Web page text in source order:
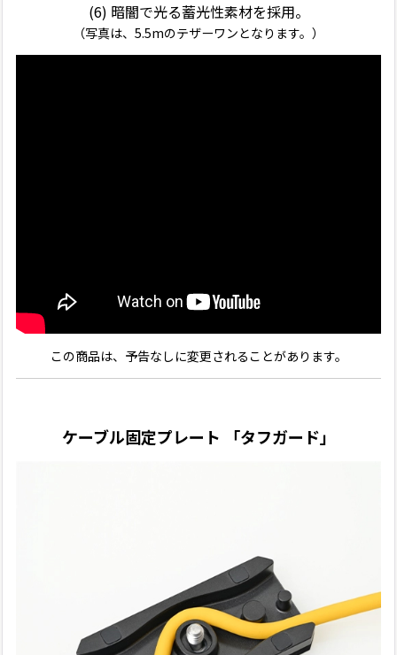
(6) 暗闇で光る蓄光性素材を採用。
（写真は、5.5mのテザーワンとなります。）
この商品は、予告なしに変更されることがあります。
ケーブル固定プレート 「タフガード」